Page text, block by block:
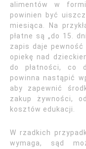
alimentów w
powinien być
miesiąca. Na
płatne są „do 15.
zapis daje
opiekę nad
do płatności, co
powinna nastąpić
aby zapewnić
zakup żywności,
kosztów edukacji.
W rzadkich
wymaga, sąd